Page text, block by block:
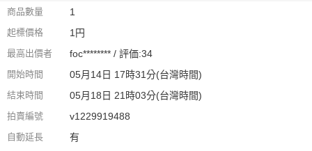
商品數量 1
起標價格 1円
最高出價者 foc******** / 評価:34
開始時間 05月14日 17時31分(台灣時間)
結束時間 05月18日 21時03分(台灣時間)
拍賣編號 v1229919488
自動延長 有